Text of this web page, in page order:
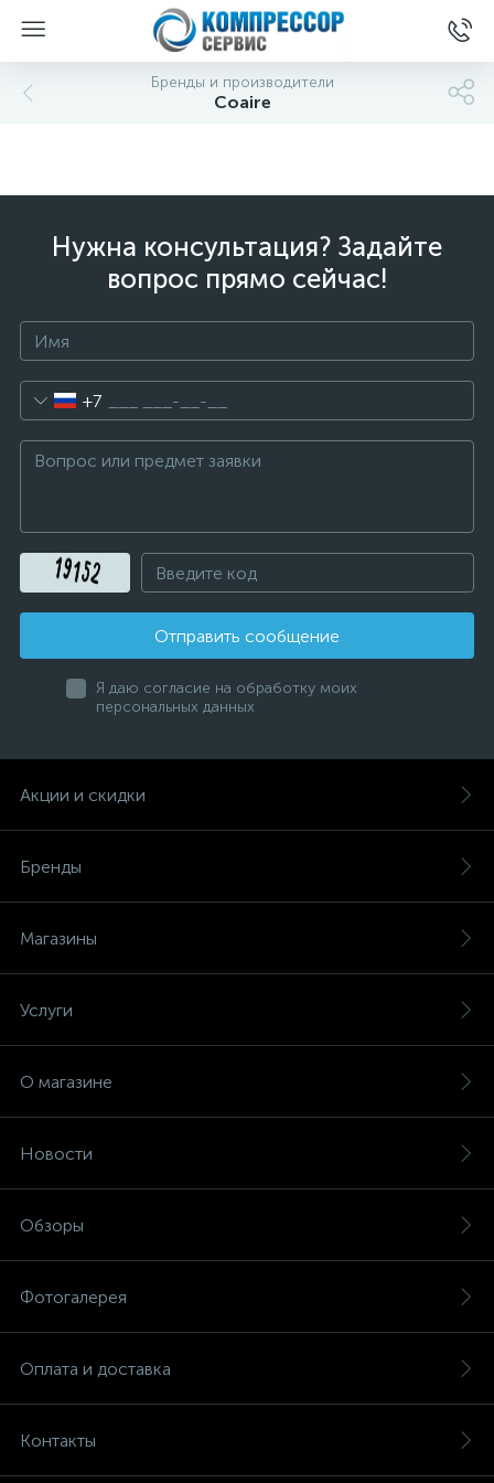
Бренды и производители
Coaire
Нужна консультация? Задайте
вопрос прямо сейчас!
+7
Отправить сообщение
Я даю согласие на обработку моих
персональных данных
Акции и скидки
Бренды
Магазины
Услуги
О магазине
Новости
Обзоры
Фотогалерея
Оплата и доставка
Контакты